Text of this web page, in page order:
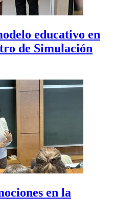
educativo en
de Simulación
en la